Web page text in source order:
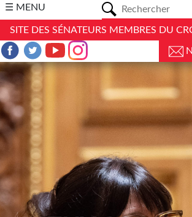
☰ MENU
SITE DES SÉNATEURS MEMBRES DU